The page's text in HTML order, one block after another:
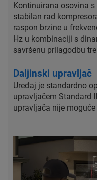
Kontinuirana osovina
stabilan rad
raspon brzine u
Hz u kombinaciji s
savršenu prilagodbu
Daljinski upravljač
Uređaj je standardno
upravljačem Standard
upravljača nije